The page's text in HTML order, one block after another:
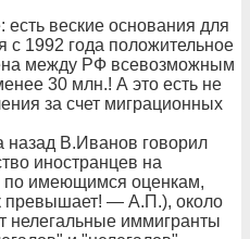
веские основания для
с 1992 года положительное
между РФ всевозможным
30 млн.! А это есть не
за счет миграционных
назад В.Иванов говорил
иностранцев на
по имеющимся оценкам,
превышает! — А.П.), около
нелегальные иммигранты